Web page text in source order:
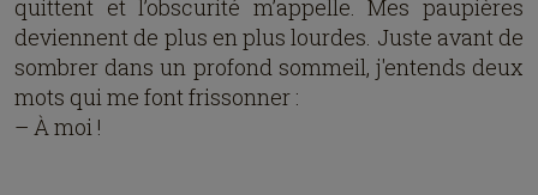
quittent et l’obscurité m’appelle. Mes paupières
deviennent de plus en plus lourdes. Juste avant de
sombrer dans un profond sommeil, j'entends deux
mots qui me font frissonner :
– À moi !